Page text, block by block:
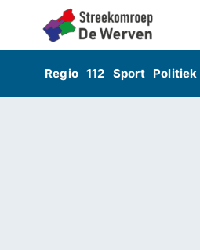
Regio 112 Sport Politiek